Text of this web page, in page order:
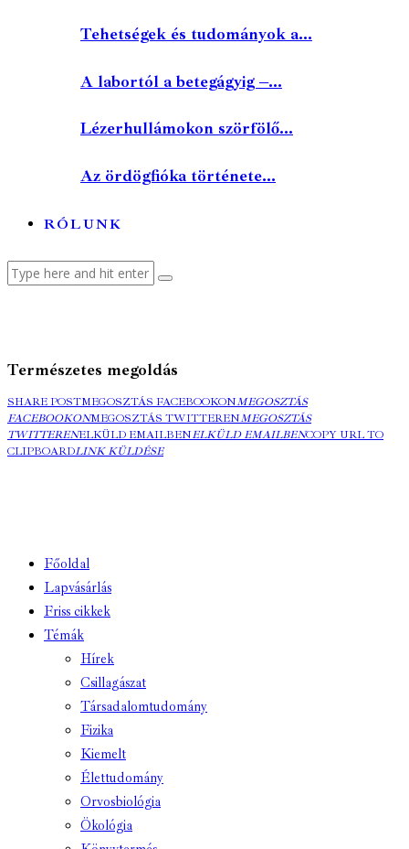
Tehetségek és tudományok a...
A labortól a betegágyig –...
Lézerhullámokon szörfölő...
Az ördögfióka története...
RÓLUNK
Természetes megoldás
SHARE POSTMEGOSZTÁS FACEBOOKONMEGOSZTÁS
FACEBOOKONMEGOSZTÁS TWITTERENMEGOSZTÁS
TWITTERENELKÜLD EMAILBENELKÜLD EMAILBENCOPY URL TO
CLIPBOARDLINK KÜLDÉSE
Főoldal
Lapvásárlás
Friss cikkek
Témák
Hírek
Csillagászat
Társadalomtudomány
Fizika
Kiemelt
Élettudomány
Orvosbiológia
Ökológia